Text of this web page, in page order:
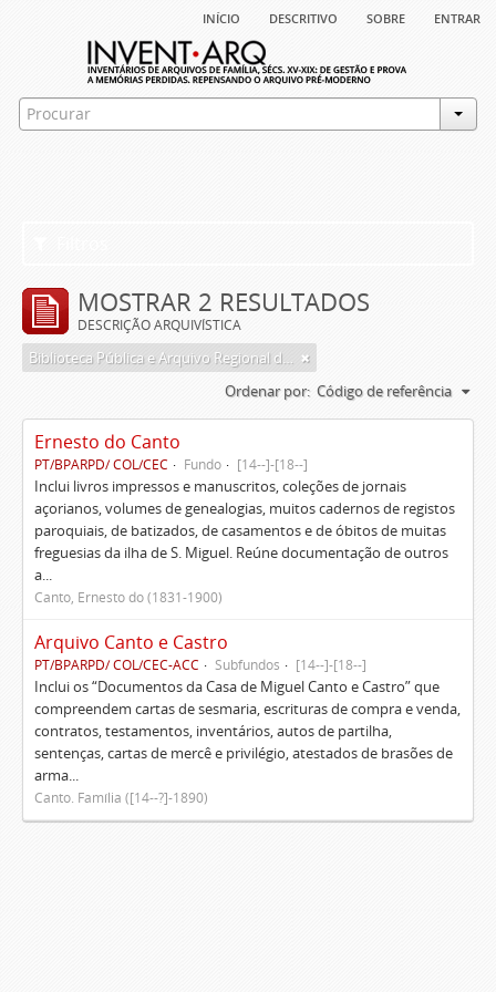
início descritivo sobre entrar
MOSTRAR 2 RESULTADOS
DESCRIÇÃO ARQUIVÍSTICA
Biblioteca Pública e Arquivo Regional de Ponta Delgada
Ordenar por: Código de referência
Ernesto do Canto
PT/BPARPD/ COL/CEC Fundo [14--]-[18--]
Inclui livros impressos e manuscritos, coleções de jornais
açorianos, volumes de genealogias, muitos cadernos de registos
paroquiais, de batizados, de casamentos e de óbitos de muitas
freguesias da ilha de S. Miguel. Reúne documentação de outros
a...
Canto, Ernesto do (1831-1900)
Arquivo Canto e Castro
PT/BPARPD/ COL/CEC-ACC Subfundos [14--]-[18--]
Inclui os “Documentos da Casa de Miguel Canto e Castro” que
compreendem cartas de sesmaria, escrituras de compra e venda,
contratos, testamentos, inventários, autos de partilha,
sentenças, cartas de mercê e privilégio, atestados de brasões de
arma...
Canto. Família ([14--?]-1890)